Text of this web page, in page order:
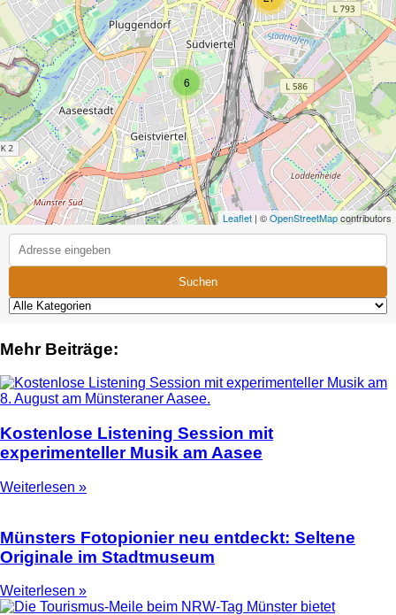
6
Leaflet | ©OpenStreetMapcontributors
Suchen
Mehr Beiträge:
Kostenlose Listening Session mit
experimenteller Musik am Aasee
Weiterlesen »
Münsters Fotopionier neu entdeckt: Seltene
Originale im Stadtmuseum
Weiterlesen »